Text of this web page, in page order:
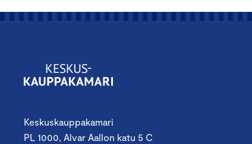
Keskuskauppakamari
PL 1000, Alvar Aallon katu 5 C